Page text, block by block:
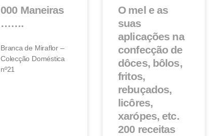
000 Maneiras
…….
Branca de Miraflor –
Colecção Doméstica
nº21
O mel e as
suas
aplicações na
confecção de
dôces, bôlos,
fritos,
rebuçados,
licôres,
xarópes, etc.
200 receitas